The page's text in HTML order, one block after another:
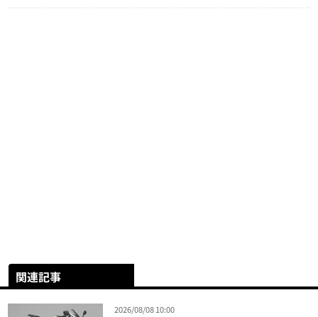
関連記事
2026/08/08 10:00